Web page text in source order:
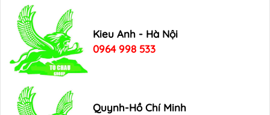
Kieu Anh - Hà Nội
0964 998 533
Quynh-Hồ Chí Minh